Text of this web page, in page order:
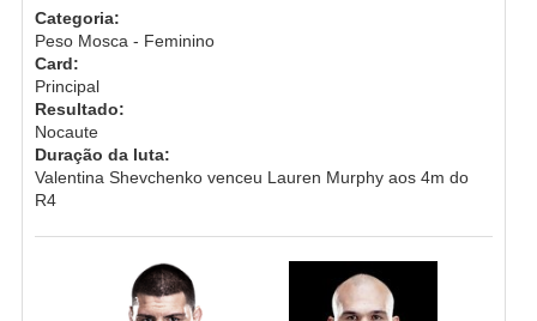
Categoria:
Peso Mosca - Feminino
Card:
Principal
Resultado:
Nocaute
Duração da luta:
Valentina Shevchenko venceu Lauren Murphy aos 4m do
R4